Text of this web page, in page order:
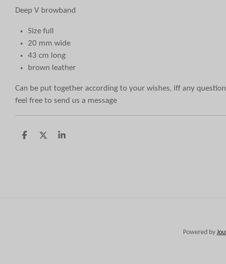
Deep V browband
Size full
20 mm wide
43 cm long
brown leather
Can be put together according to your wishes, iff any
feel free to send us a message
D
D
S
Powered by